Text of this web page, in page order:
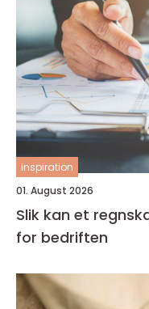
inspiration
01. August 2026
Slik kan et
for bedriften